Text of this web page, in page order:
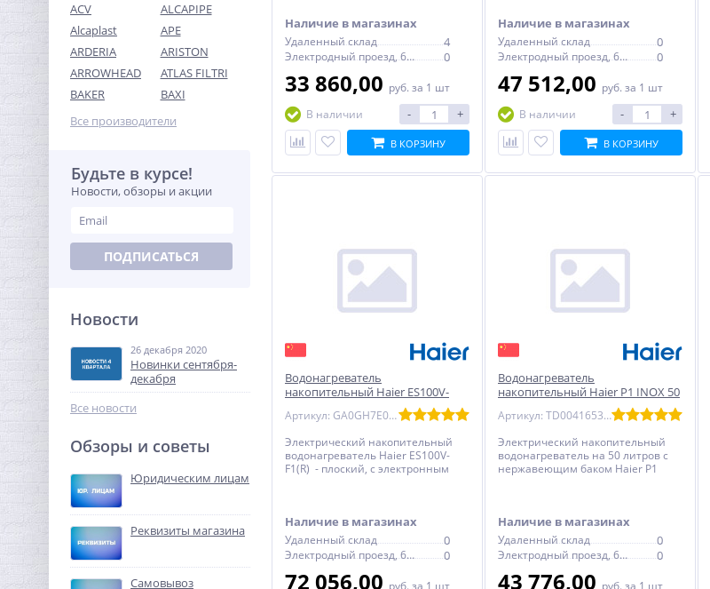
Тройник резьбовой (ВР)
1"1/4 латунь UNI-FITT
1 042,24
Модуль Neptun Smart Tuya
для удаленного
управления
15 768,96
ACV
ALCAPIPE
Alcaplast
APE
ARDERIA
ARISTON
ARROWHEAD
ATLAS FILTRI
BAKER
BAXI
Все производители
Будьте в курсе!
Новости, обзоры и акции
ПОДПИСАТЬСЯ
Новости
26 декабря 2020
Новинки сентября-
декабря
Все новости
Обзоры и советы
Юридическим лицам
Реквизиты магазина
Самовывоз
Наличие в магазинах
Удаленный склад 4
Электродный проезд, 6с1 0
33 860,00 руб. за 1 шт
В наличии
- +
В КОРЗИНУ
Наличие в магазинах
Удаленный склад 0
Электродный проезд, 6с1 0
47 512,00 руб. за 1 шт
В наличии
- +
В КОРЗИНУ
Водонагреватель
накопительный Haier ES100V-
Артикул: GA0GH7E00RU
Электрический накопительный
водонагреватель Haier ES100V-
F1(R) - плоский, с электронным
Наличие в магазинах
Удаленный склад 0
Электродный проезд, 6с1 0
72 056,00 руб. за 1 шт
Водонагреватель
накопительный Haier P1 INOX 50
Артикул: TD0041653RU
Электрический накопительный
водонагреватель на 50 литров с
нержавеющим баком Haier P1
Наличие в магазинах
Удаленный склад 0
Электродный проезд, 6с1 0
43 776,00 руб. за 1 шт